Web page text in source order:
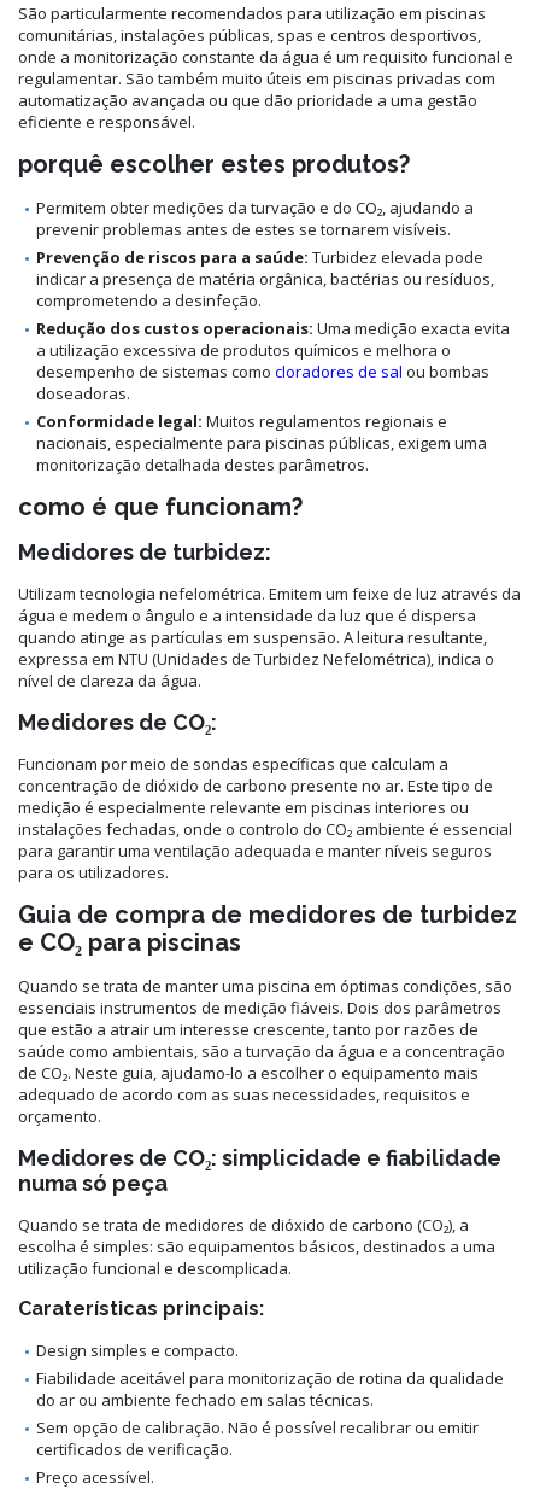
São particularmente recomendados para utilização em piscinas
comunitárias, instalações públicas, spas e centros desportivos,
onde a monitorização constante da água é um requisito funcional e
regulamentar. São também muito úteis em piscinas privadas com
automatização avançada ou que dão prioridade a uma gestão
eficiente e responsável.
porquê escolher estes produtos?
Permitem obter medições da turvação e do CO₂, ajudando a
prevenir problemas antes de estes se tornarem visíveis.
Prevenção de riscos para a saúde: Turbidez elevada pode
indicar a presença de matéria orgânica, bactérias ou resíduos,
comprometendo a desinfeção.
Redução dos custos operacionais: Uma medição exacta evita
a utilização excessiva de produtos químicos e melhora o
desempenho de sistemas como cloradores de sal ou bombas
doseadoras.
Conformidade legal: Muitos regulamentos regionais e
nacionais, especialmente para piscinas públicas, exigem uma
monitorização detalhada destes parâmetros.
como é que funcionam?
Medidores de turbidez:
Utilizam tecnologia nefelométrica. Emitem um feixe de luz através da
água e medem o ângulo e a intensidade da luz que é dispersa
quando atinge as partículas em suspensão. A leitura resultante,
expressa em NTU (Unidades de Turbidez Nefelométrica), indica o
nível de clareza da água.
Medidores de CO₂:
Funcionam por meio de sondas específicas que calculam a
concentração de dióxido de carbono presente no ar. Este tipo de
medição é especialmente relevante em piscinas interiores ou
instalações fechadas, onde o controlo do CO₂ ambiente é essencial
para garantir uma ventilação adequada e manter níveis seguros
para os utilizadores.
Guia de compra de medidores de turbidez
e CO₂ para piscinas
Quando se trata de manter uma piscina em óptimas condições, são
essenciais instrumentos de medição fiáveis. Dois dos parâmetros
que estão a atrair um interesse crescente, tanto por razões de
saúde como ambientais, são a turvação da água e a concentração
de CO₂. Neste guia, ajudamo-lo a escolher o equipamento mais
adequado de acordo com as suas necessidades, requisitos e
orçamento.
Medidores de CO₂: simplicidade e fiabilidade
numa só peça
Quando se trata de medidores de dióxido de carbono (CO₂), a
escolha é simples: são equipamentos básicos, destinados a uma
utilização funcional e descomplicada.
Caraterísticas principais:
Design simples e compacto.
Fiabilidade aceitável para monitorização de rotina da qualidade
do ar ou ambiente fechado em salas técnicas.
Sem opção de calibração. Não é possível recalibrar ou emitir
certificados de verificação.
Preço acessível.